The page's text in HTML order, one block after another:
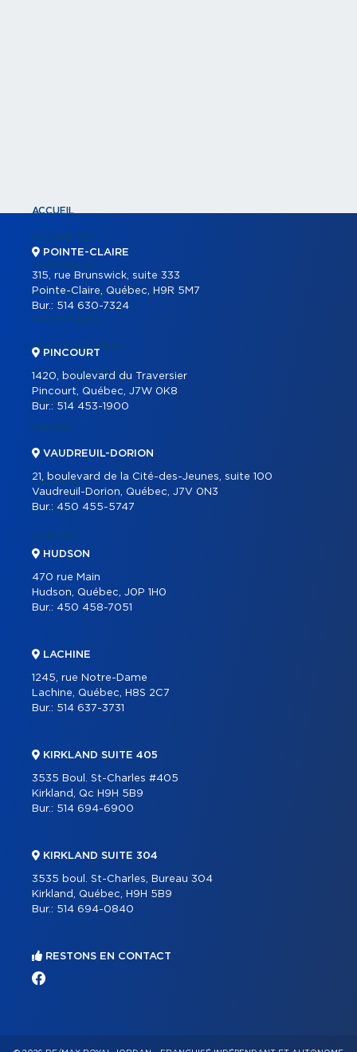
ACCUEIL
PROPRIÉTÉS
COMMERCIAL
BÂTIMENTS COMMERCIAUX
PARTENAIRES
NOS PROGRAMMES
OUTILS IMMOBILIERS
ACHETER
VENDRE
ÉQUIPE
CARRIÈRE
BLOGUE
CONTACT
POINTE-CLAIRE
315, rue Brunswick, suite 333
Pointe-Claire, Québec, H9R 5M7
Bur.: 514 630-7324
PINCOURT
1420, boulevard du Traversier
Pincourt, Québec, J7W 0K8
Bur.:514 453-1900
VAUDREUIL-DORION
21, boulevard de la Cité-des-Jeunes, suite 100
Vaudreuil-Dorion, Québec, J7V 0N3
Bur.:450 455-5747
HUDSON
470 rue Main
Hudson, Québec, J0P 1H0
Bur.: 450 458-7051
LACHINE
1245, rue Notre-Dame
Lachine, Québec, H8S 2C7
Bur.: 514 637-3731
KIRKLAND SUITE 405
3535 Boul. St-Charles #405
Kirkland, Qc H9H 5B9
Bur.: 514 694-6900
KIRKLAND SUITE 304
3535 boul. St-Charles, Bureau 304
Kirkland, Québec, H9H 5B9
Bur.: 514 694-0840
RESTONS EN CONTACT